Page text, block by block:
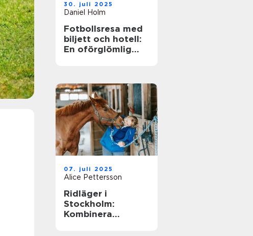
30. juli 2025
Daniel Holm
Fotbollsresa med
biljett och hotell:
En oförglömlig
07. juli 2025
Alice Pettersson
Ridläger i
Stockholm:
Kombinera